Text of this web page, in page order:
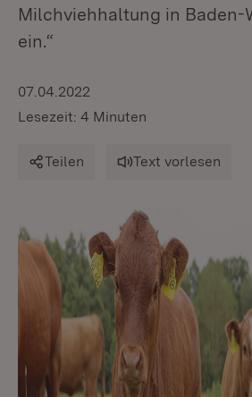
Milchviehhaltung in Baden-
ein.“
07.04.2022
Lesezeit: 4 Minuten
Teilen Text vorlesen